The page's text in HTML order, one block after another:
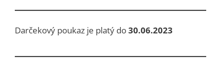
Darčekový poukaz je platý do30.06.2023